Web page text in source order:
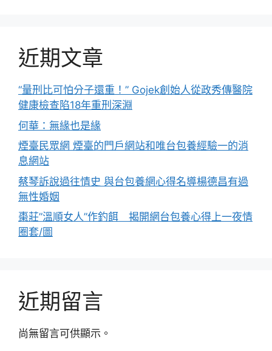
近期文章
“量刑比可怕分子還重！” Gojek創始人從政秀傳醫院
健康檢查陷18年重刑深淵
何華：無緣也是緣
煙臺民眾網 煙臺的門戶網站和唯台包養經驗一的消
息網站
蔡琴訴說過往情史 與台包養網心得名導楊德昌有過
無性婚姻
棗莊”溫順女人”作釣餌 揭開網台包養心得上一夜情
圈套/圖
近期留言
尚無留言可供顯示。